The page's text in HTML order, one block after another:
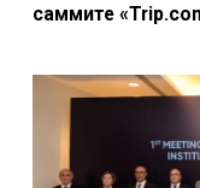
саммите